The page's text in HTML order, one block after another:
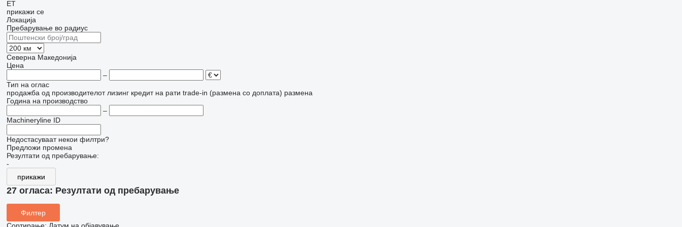
ET
прикажи се
Локација
Пребарување во радиус
Северна Македонија
Цена
–
Тип на оглас
продажба од производителот лизинг кредит на рати trade-in (размена со доплата) размена
Година на производство
–
Machineryline ID
Недостасуваат некои филтри?
Предложи промена
Резултати од пребарување:
-
прикажи
27 огласа: Резултати од пребарување
Филтер